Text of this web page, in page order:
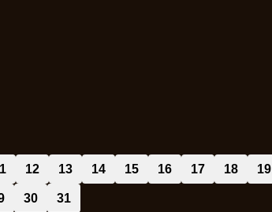
12 13 14 15 16 17 18 19
30 31